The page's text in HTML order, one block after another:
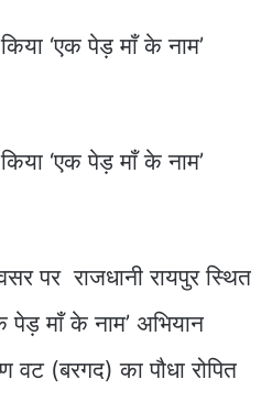
पर राजधानी रायपुर स्थित
पेड़ माँ के नाम’ अभियान
(बरगद) का पौधा रोपित